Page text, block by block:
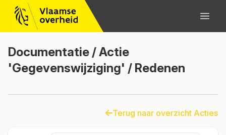
Documentatie / Actie
'Gegevenswijziging' / Redenen
Terug naar overzicht Acties